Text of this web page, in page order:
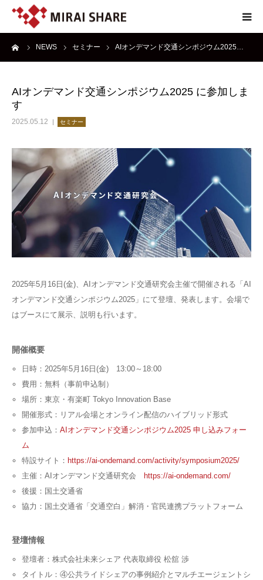
NEWS セミナー AIオンデマンド交通シンポジウム2025…
AIオンデマンド交通シンポジウム2025 に参加しま
す
2025.05.12 セミナー
2025年5月16日(金)、AIオンデマンド交通研究会主催で開催される「AI
オンデマンド交通シンポジウム2025」にて登壇、発表します。会場で
はブースにて展示、説明も行います。
開催概要
日時：2025年5月16日(金) 13:00～18:00
費用：無料（事前申込制）
場所：東京・有楽町 Tokyo Innovation Base
開催形式：リアル会場とオンライン配信のハイブリッド形式
参加申込： AIオンデマンド交通シンポジウム2025 申し込みフォー
ム
特設サイト： https://ai-ondemand.com/activity/symposium2025/
主催：AIオンデマンド交通研究会
https://ai-ondemand.com/
後援：国⼟交通省
協力：国土交通省「交通空白」解消・官民連携プラットフォーム
登壇情報
登壇者：株式会社未来シェア 代表取締役 松舘 渉
タイトル：④公共ライドシェアの事例紹介とマルチエージェントシ
NEWS
SERVICE
REPORT
ABOUT